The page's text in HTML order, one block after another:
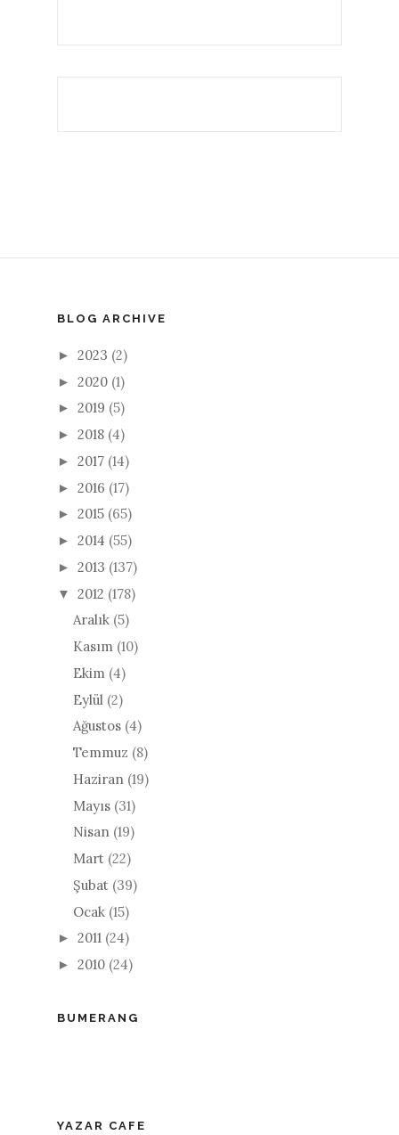
BLOG ARCHIVE
► 2023 (2)
► 2020 (1)
► 2019 (5)
► 2018 (4)
► 2017 (14)
► 2016 (17)
► 2015 (65)
► 2014 (55)
► 2013 (137)
▼ 2012 (178)
Aralık (5)
Kasım (10)
Ekim (4)
Eylül (2)
Ağustos (4)
Temmuz (8)
Haziran (19)
Mayıs (31)
Nisan (19)
Mart (22)
Şubat (39)
Ocak (15)
► 2011 (24)
► 2010 (24)
BUMERANG
YAZAR CAFE